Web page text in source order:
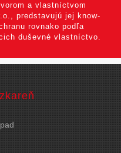
a vlastníctvom
predstavujú jej know-
rovnako podľa
duševné vlastníctvo.